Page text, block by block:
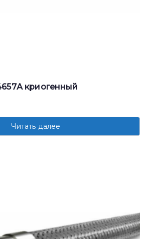
криогенный
Читать далее